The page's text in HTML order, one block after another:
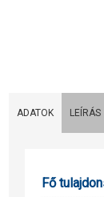
ADATOK LEÍRÁS
Fő